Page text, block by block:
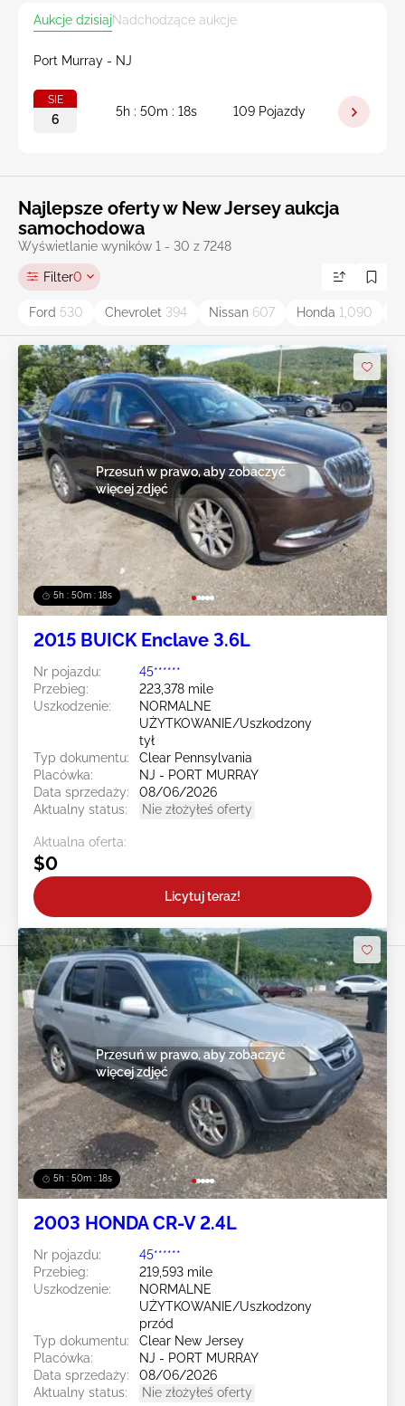
Aukcje dzisiajNadchodzące aukcje
Port Murray - NJ
SIE
6
5h : 50m : 16s 109 Pojazdy
Najlepsze oferty w New Jersey aukcja
samochodowa
Wyświetlanie wyników 1 - 30 z 7248
Filter0
Ford 530 Chevrolet 394 Nissan 607 Honda 1,090
5h : 50m : 16s
Przesuń w prawo, aby zobaczyć
więcej zdjęć
2015 BUICK Enclave 3.6L
Nr pojazdu:
45******
Przebieg:
223,378 mile
Uszkodzenie:
NORMALNE
UŻYTKOWANIE/Uszkodzony
tył
Typ dokumentu:
Clear Pennsylvania
Placówka:
NJ - PORT MURRAY
Data sprzedaży:
08/06/2026
Aktualny status:
Nie złożyłeś oferty
Aktualna oferta:
$0
Licytuj teraz!
5h : 50m : 16s
Przesuń w prawo, aby zobaczyć
więcej zdjęć
2003 HONDA CR-V 2.4L
Nr pojazdu:
45******
Przebieg:
219,593 mile
Uszkodzenie:
NORMALNE
UŻYTKOWANIE/Uszkodzony
przód
Typ dokumentu:
Clear New Jersey
Placówka:
NJ - PORT MURRAY
Data sprzedaży:
08/06/2026
Aktualny status:
Nie złożyłeś oferty